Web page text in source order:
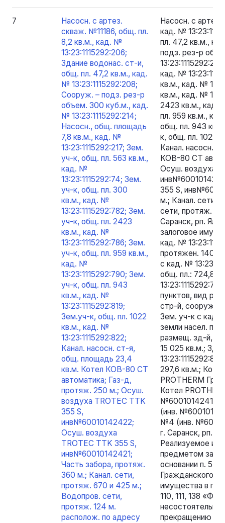
7
Насосн. с артез.
скваж. №11186, общ. пл.
8,2 кв.м., кад. №
13:23:1115292:206;
Здание водонас. ст-и,
общ. пл. 47,2 кв.м., кад.
№ 13:23:1115292:208;
Сооруж. – подз. рез-р
объем. 300 куб.м., кад.
№ 13:23:1115292:214;
Насосн., общ. площадь
7,8 кв.м., кад. №
13:23:1115292:217; Зем.
уч-к, общ. пл. 563 кв.м.,
кад. №
13:23:1115292:74; Зем.
уч-к, общ. пл. 300
кв.м., кад. №
13:23:1115292:782; Зем.
уч-к, общ. пл. 2423
кв.м., кад. №
13:23:1115292:786; Зем.
уч-к, общ. пл. 959 кв.м.,
кад. №
13:23:1115292:790; Зем.
уч-к, общ. пл. 943
кв.м., кад. №
13:23:1115292:819;
Зем.уч-к, общ. пл. 1022
кв.м., кад. №
13:23:1115292:822;
Канал. насосн. ст-я,
общ. площадь 23,4
кв.м. Котел КОВ-80 СТ
автоматика; Газ-д,
протяж. 250 м.; Осуш.
воздуха TROTEC TTK
355 S,
инв№60010142422;
Осуш. воздуха
TROTEC TTK 355 S,
инв№60010142421;
Часть забора, протяж.
360 м.; Канал. сети,
протяж. 670 и 425 м.;
Водопров. сети,
протяж. 124 м.
располож. по адресу
Насосн. с
кад. №
пл. 47,2 кв.м.,
подз. рез-р
кад. №
кв.м., кад. №
кв.м., кад. №
2423 кв.м., кад.
пл. 959 кв.м.,
общ. пл. 943
к, общ. пл. 1022
Канал. насосн.
КОВ-80 СТ
Осуш. воздуха
355 S,
м.; Канал. сети,
сети, протяж.
Саранск, рп.
залоговое
кад. №
протяжен. 140
с кад. №
общ. пл.: 724,8
пунктов, вид
стр-й, сооруж.
Зем. уч-к с кад.
земли насел.
размещ. зд-й,
15 025 кв.м.;
297,6 кв.м.;
PROTHERM
Котел
№60010142410);
(инв.
№4 (инв.
г. Саранск, рп.
Реализуемое
предметом
основании п. 5
Гражданского
имущества в
110, 111, 138
прекращению